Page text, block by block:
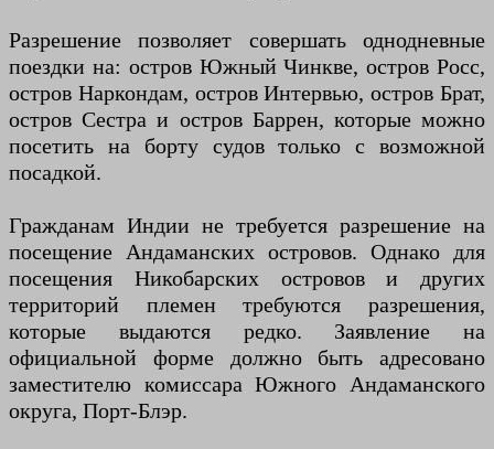
Разрешение позволяет совершать однодневные
поездки на: остров Южный Чинкве, остров Росс,
остров Наркондам, остров Интервью, остров Брат,
остров Сестра и остров Баррен, которые можно
посетить на борту судов только с возможной
посадкой.
Гражданам Индии не требуется разрешение на
посещение Андаманских островов. Однако для
посещения Никобарских островов и других
территорий племен требуются разрешения,
которые выдаются редко. Заявление на
официальной форме должно быть адресовано
заместителю комиссара Южного Андаманского
округа, Порт-Блэр.